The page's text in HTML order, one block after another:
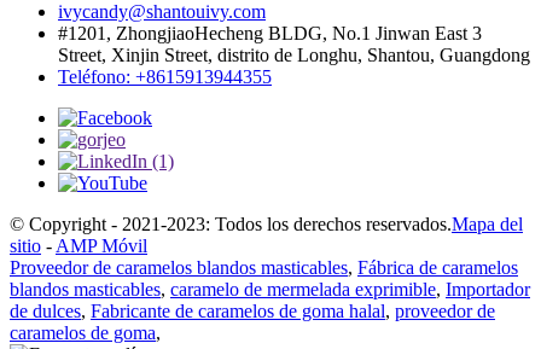
ivycandy@shantouivy.com
#1201, ZhongjiaoHecheng BLDG, No.1 Jinwan East 3
Street, Xinjin Street, distrito de Longhu, Shantou, Guangdong
Teléfono: +8615913944355
© Copyright - 2021-2023: Todos los derechos reservados.Mapa del
sitio - AMP Móvil
Proveedor de caramelos blandos masticables, Fábrica de caramelos
blandos masticables, caramelo de mermelada exprimible, Importador
de dulces, Fabricante de caramelos de goma halal, proveedor de
caramelos de goma,